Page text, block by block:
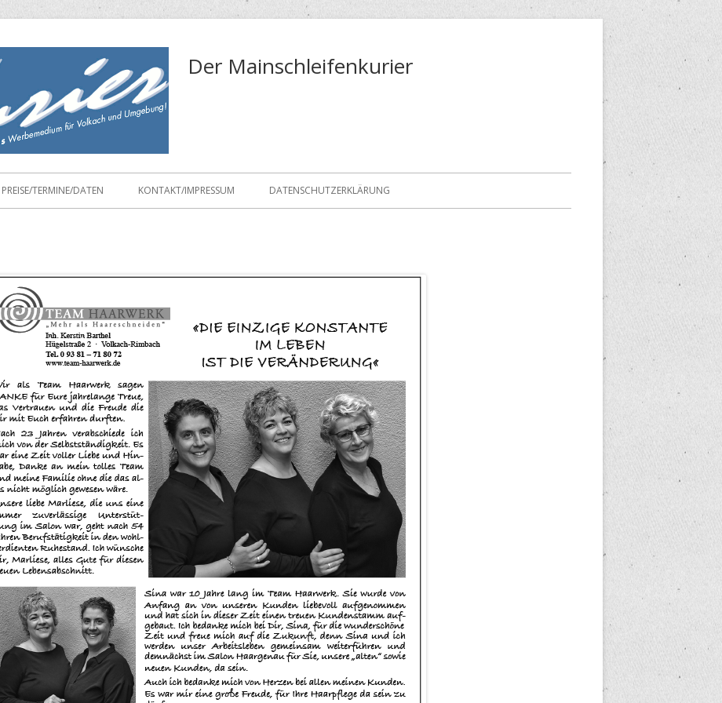
Der Mainschleifenkurier
PREISE/TERMINE/DATEN KONTAKT/IMPRESSUM DATENSCHUTZERKLÄRUNG